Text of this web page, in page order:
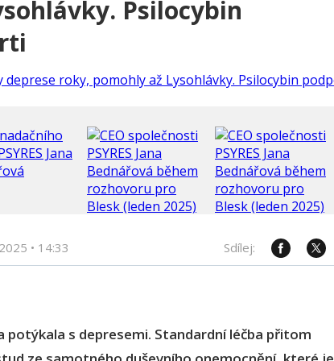
Psilocybin
• 14:33 Sdílej:
potýkala s depresemi. Standardní léčba přitom